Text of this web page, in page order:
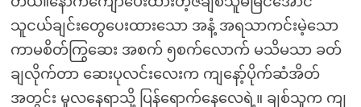
သူငယ်ချင်းတွေပေးထားသော အနံ့ အရသာကင်းမဲ့သော
ကာမစိတ်ကြွဆေး အစက် ၅စက်လောက် မသိမသာ ခတ်
ချလိုက်တာ ဆေးပုလင်းလေးက ကျနော့်ပိုက်ဆံအိတ်
အတွင်း မူလနေရာသို့ ပြန်ရောက်နေလေရဲ့။ ချစ်သူက ကျ